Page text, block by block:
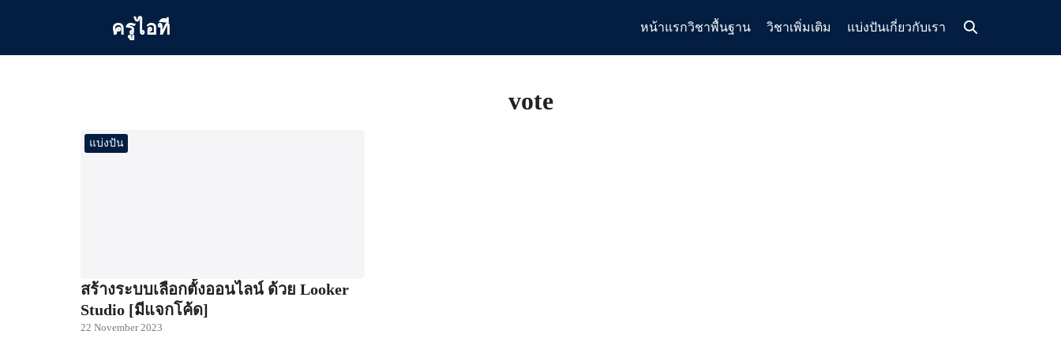
ครูไอที หน้าแรกวิชาพื้นฐาน วิชาเพิ่มเติม แบ่งปันเกี่ยวกับเรา
vote
แบ่งปัน
สร้างระบบเลือกตั้งออนไลน์ ด้วย Looker
Studio [มีแจกโค้ด]
22 November 2023